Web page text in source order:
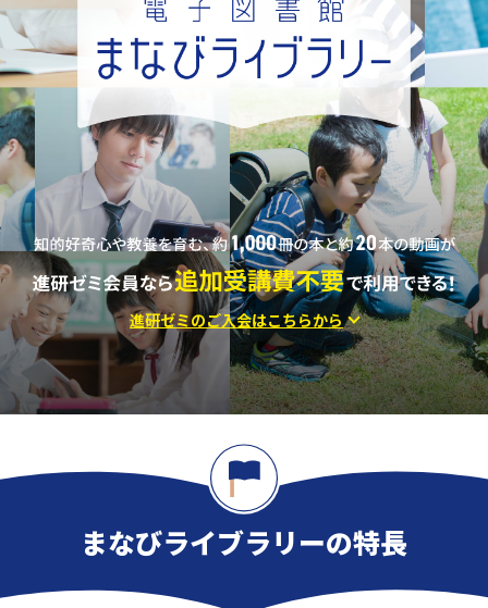
進研ゼミのご入会はこちらから
まなびライブラリーの特長